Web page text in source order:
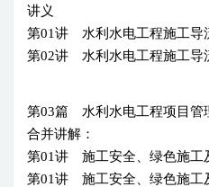
讲义
第01讲 水利水电工程施工导
第02讲 水利水电工程施工导
第03篇 水利水电工程项目
合并讲解：
第01讲 施工安全、绿色施工
第01讲 施工安全、绿色施工